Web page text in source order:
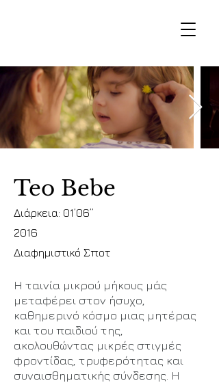
Teo Bebe
Διάρκεια: 01’06’’
2016
Διαφημιστικό Σποτ
Η ταινία μικρού μήκους μάς
μεταφέρει στον ήσυχο,
καθημερινό κόσμο μιας μητέρας
και του παιδιού της,
ακολουθώντας μικρές στιγμές
φροντίδας, τρυφερότητας και
συναισθηματικής σύνδεσης. Η